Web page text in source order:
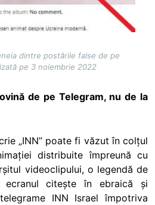
dintre postările false de pe
pe 3 noiembrie 2022
de pe Telegram, nu de la
„INN” poate fi văzut în colțul
distribuite împreună cu
videoclipului, o legendă de
citește în ebraică și
INN Israel împotriva